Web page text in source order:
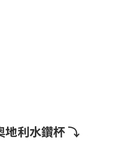
地利水鑽杯 ⤵